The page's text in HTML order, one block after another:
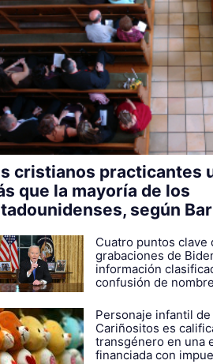
cristianos practicantes
que la mayoría de los
según
Cuatro puntos clave
grabaciones de
información
confusión de
Personaje infantil
Cariñositos es
transgénero en una
financiada con